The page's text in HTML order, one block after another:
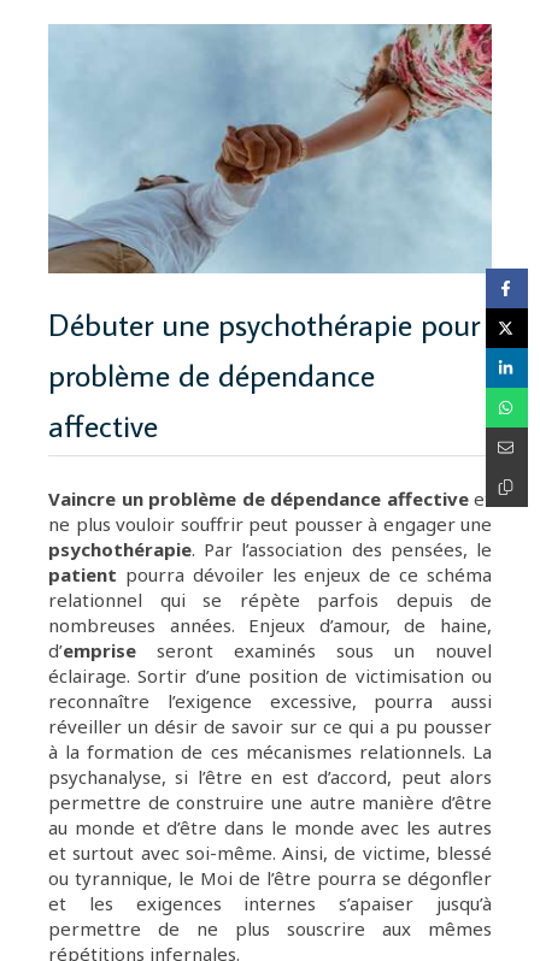
Débuter une psychothérapie pour
problème de dépendance
affective
Vaincre un problème de dépendance affectiveet
ne plus vouloir souffrir peut pousser à engager une
psychothérapie. Par l’association des pensées, le
patient pourra dévoiler les enjeux de ce schéma
relationnel qui se répète parfois depuis de
nombreuses années. Enjeux d’amour, de haine,
d’emprise seront examinés sous un nouvel
éclairage. Sortir d’une position de victimisation ou
reconnaître l’exigence excessive, pourra aussi
réveiller un désir de savoir sur ce qui a pu pousser
à la formation de ces mécanismes relationnels. La
psychanalyse, si l’être en est d’accord, peut alors
permettre de construire une autre manière d’être
au monde et d’être dans le monde avec les autres
et surtout avec soi-même. Ainsi, de victime, blessé
ou tyrannique, le Moi de l’être pourra se dégonfler
et les exigences internes s’apaiser jusqu’à
permettre de ne plus souscrire aux mêmes
répétitions infernales.